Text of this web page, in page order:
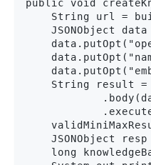
public void
String url =
JSONObject data
String result
JSONObject resp
long